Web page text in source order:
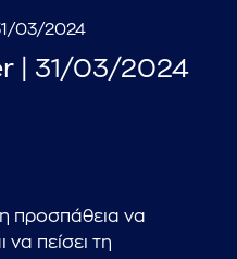
03/2024
| 31/03/2024
προσπάθεια να
πείσει τη